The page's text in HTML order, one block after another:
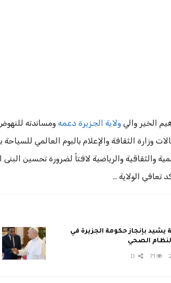
الخير والي ولاية الجزيرة دعمه ومساندته
وزارة الثقافة والإعلام بالبوم العالمي
والثقاقية والرياضية لافتاً لضرورة تحسين
تعافي الولاية ..
يشيد بإنجاز حكومة الجزيرة في
الصحي
71